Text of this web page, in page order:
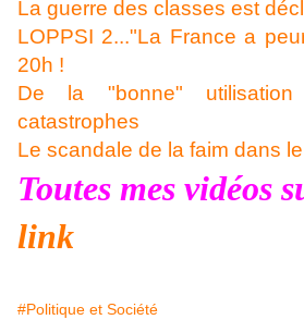
La guerre des classes est
LOPPSI 2..."La France a
20h !
De la "bonne"
catastrophes
Le scandale de la faim dans
Toutes mes vidéos
link
#Politique et Société